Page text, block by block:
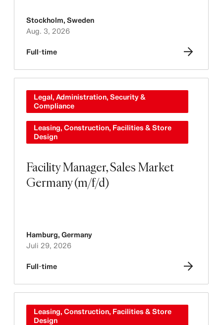
Stockholm, Sweden
Aug. 3, 2026
Full-time
Facility Manager, Sales Market
Germany (m/f/d)
Legal, Administration, Security &
Compliance
Leasing, Construction, Facilities & Store
Design
Hamburg, Germany
Juli 29, 2026
Full-time
Leasing, Construction, Facilities & Store
Design